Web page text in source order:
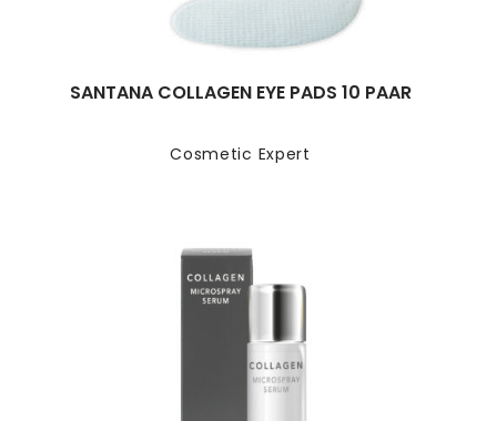
Cosmetic Expert
SANTANA COLLAGEN EYE PADS 10 PAAR